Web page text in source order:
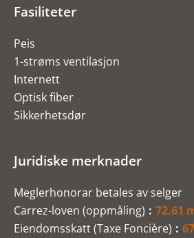
Fasiliteter
Peis
1-strøms ventilasjon
Internett
Optisk fiber
Sikkerhetsdør
Juridiske merknader
Meglerhonorar betales av selger
Carrez-loven (oppmåling)
72.61
Eiendomsskatt (Taxe Foncière)